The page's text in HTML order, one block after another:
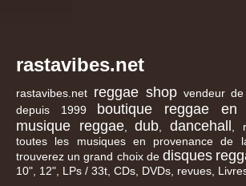
rastavibes.net
rastavibes.net reggae shopvendeur
depuis 1999 boutique reggae en
musique reggae,dub ,dancehall
,
toutes les musiques en provenance de
trouverez un grand choix de disques
10", 12", LPs / 33t, CDs, DVDs, revues,